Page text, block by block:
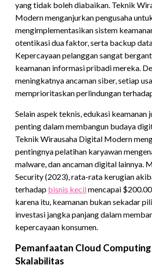
yang tidak boleh diabaikan. Teknik
Modern menganjurkan pengusaha
mengimplementasikan sistem keamanan
otentikasi dua faktor, serta backup
Kepercayaan pelanggan sangat
keamanan informasi pribadi mereka.
meningkatnya ancaman siber, setiap
memprioritaskan perlindungan
Selain aspek teknis, edukasi keamanan
penting dalam membangun budaya
Teknik Wirausaha Digital Modern
pentingnya pelatihan karyawan
malware, dan ancaman digital lainnya.
Security (2023), rata-rata kerugian
terhadap bisnis kecilmencapai
karena itu, keamanan bukan sekadar
investasi jangka panjang dalam
kepercayaan konsumen.
Pemanfaatan Cloud
Skalabilitas